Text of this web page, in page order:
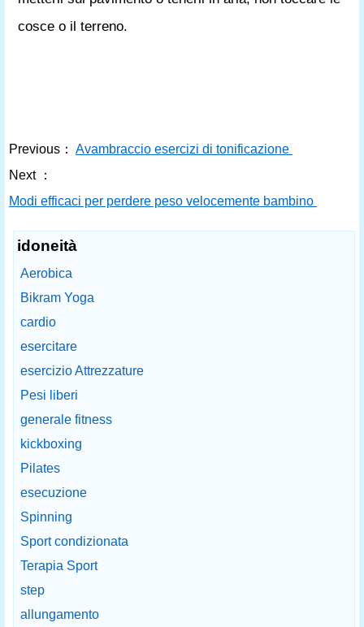
cosce o il terreno.
Previous： Avambraccio esercizi di tonificazione
Next ：
Modi efficaci per perdere peso velocemente bambino
idoneità
Aerobica
Bikram Yoga
cardio
esercitare
esercizio Attrezzature
Pesi liberi
generale fitness
kickboxing
Pilates
esecuzione
Spinning
Sport condizionata
Terapia Sport
step
allungamento